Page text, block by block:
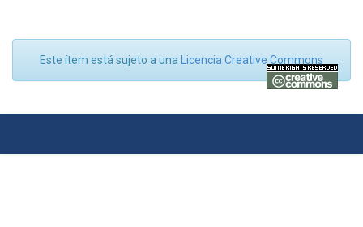
Este ítem está sujeto a una Licencia Creative Commons